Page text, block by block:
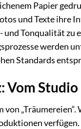
Papier
und Texte ihre
und Tonqualität
werden
Standards